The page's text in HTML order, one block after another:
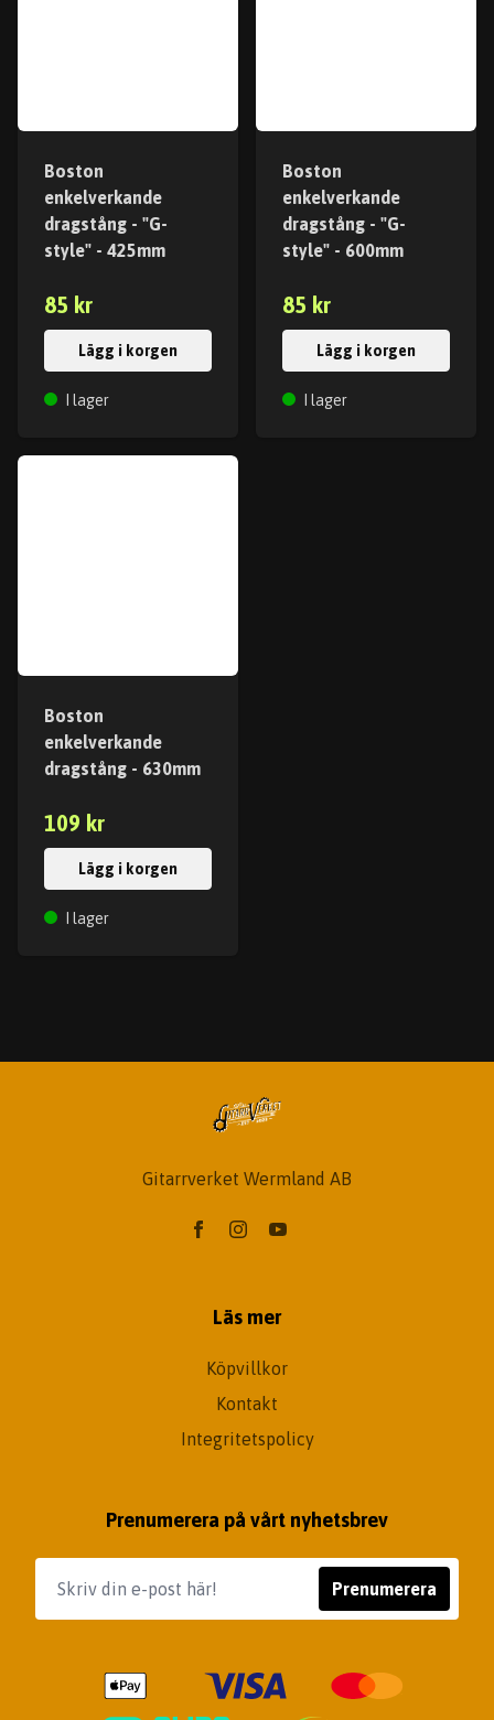
Boston
enkelverkande
dragstång - "G-
style" - 425mm
85 kr
Lägg i korgen
I lager
Boston
enkelverkande
dragstång - "G-
style" - 600mm
85 kr
Lägg i korgen
I lager
Boston
enkelverkande
dragstång - 630mm
109 kr
Lägg i korgen
I lager
Gitarrverket Wermland AB
Läs mer
Köpvillkor
Kontakt
Integritetspolicy
Prenumerera på vårt nyhetsbrev
Prenumerera